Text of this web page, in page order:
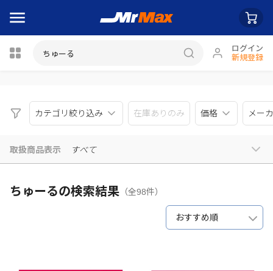
ログイン
新規登録
カテゴリ絞り込み 在庫ありのみ 価格 メー
取扱商品表示 すべて
ちゅーるの検索結果 （全98件）
おすすめ順